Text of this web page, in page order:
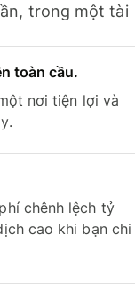
trong một tài
toàn cầu.
nơi tiện lợi và
chênh lệch tỷ
cao khi bạn chi